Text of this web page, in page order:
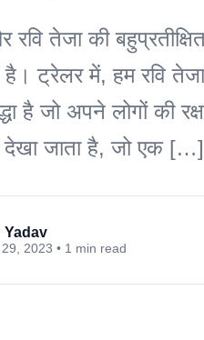
तेजा की
है। ट्रेलर में, हम रवि
है जो अपने लोगों की
जाता है, जो एक […]
Yadav
2023 • 1 min read